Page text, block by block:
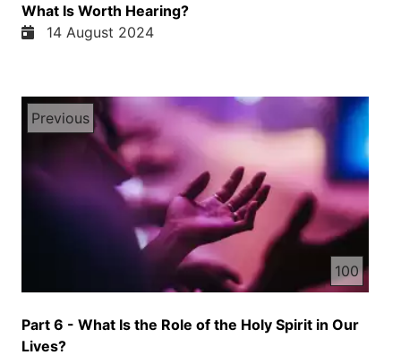
What Is Worth Hearing?
14 August 2024
Previous
100
Part 6 - What Is the Role of the Holy Spirit in Our
Lives?